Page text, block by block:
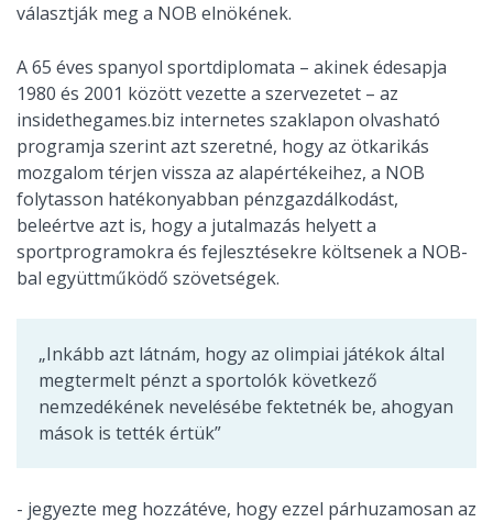
választják meg a NOB elnökének.
A 65 éves spanyol sportdiplomata – akinek édesapja
1980 és 2001 között vezette a szervezetet – az
insidethegames.biz internetes szaklapon olvasható
programja szerint azt szeretné, hogy az ötkarikás
mozgalom térjen vissza az alapértékeihez, a NOB
folytasson hatékonyabban pénzgazdálkodást,
beleértve azt is, hogy a jutalmazás helyett a
sportprogramokra és fejlesztésekre költsenek a NOB-
bal együttműködő szövetségek.
„Inkább azt látnám, hogy az olimpiai játékok által
megtermelt pénzt a sportolók következő
nemzedékének nevelésébe fektetnék be, ahogyan
mások is tették értük”
- jegyezte meg hozzátéve, hogy ezzel párhuzamosan az